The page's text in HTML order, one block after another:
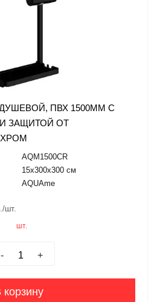
ДУШЕВОЙ, ПВХ 1500ММ С
ЗАЩИТОЙ ОТ
AQM1500CR
15х300х300 см
AQUAme
шт.
шт.
- +
корзину